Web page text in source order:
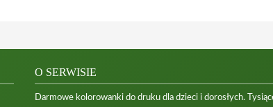
O SERWISIE
Darmowe kolorowanki do druku dla dzieci i dorosłych.